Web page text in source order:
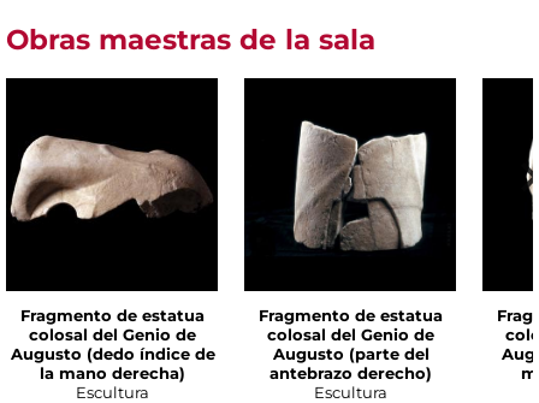
Obras maestras de la sala
Fragmento de estatua
colosal del Genio de
Augusto (dedo índice de
la mano derecha)
Escultura
Fragmento de estatua
colosal del Genio de
Augusto (parte del
antebrazo derecho)
Escultura